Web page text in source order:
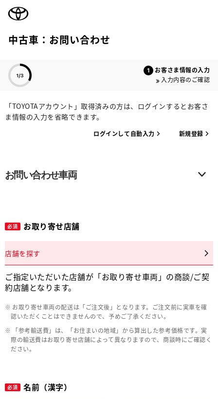
中古車：お問い合わせ
お客さま情報の入力
入力内容のご確認
「TOYOTAアカウント」取得済みの方は、ログインするとお客さ
ま情報の入力を省略できます。
ログインして自動入力 新規登録
お問い合わせ車両
必須 お取り寄せ店舗
店舗を探す
ご指定いただいた店舗が「お取り寄せ車両」の商談/ご契
約店舗となります。
お取り寄せ車両の配送は「ご注文後」となります。ご注文前に実車を確
認いただくことはできませんので、予めご了承ください。
「参考輸送費」は、「お住まいの地域」から算出した参考価格です。実
際の輸送費はお取り寄せ店舗によって異なりますので、商談時にご確認く
ださい。
必須 名前（漢字）